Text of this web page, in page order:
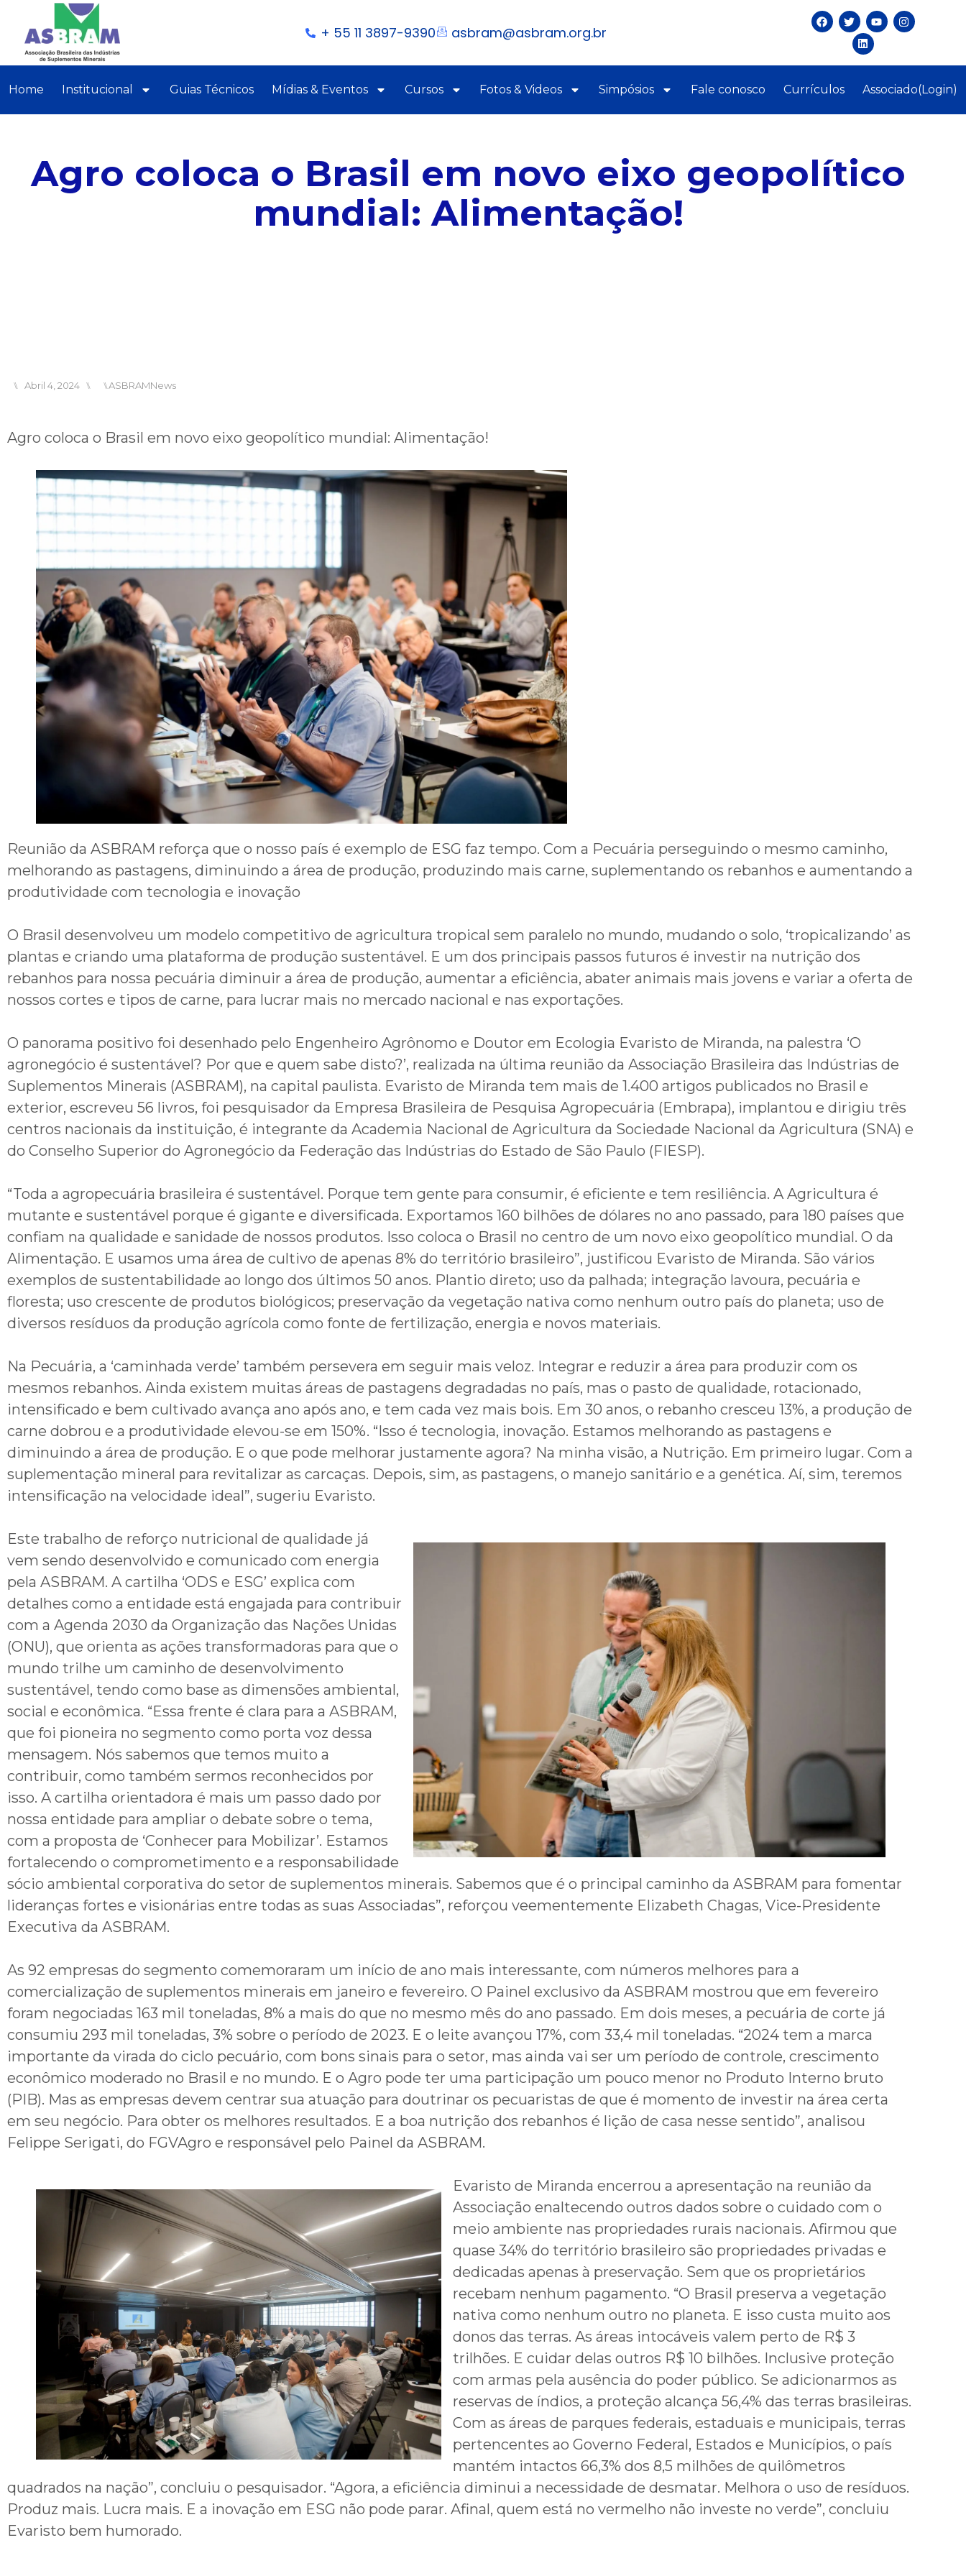
+ 55 11 3897-9390 asbram@asbram.org.br
Home Institucional Guias Técnicos Mídias & Eventos Cursos Fotos & Videos Simpósios Fale conosco Currículos Associado(Login)
Agro coloca o Brasil em novo eixo geopolítico
mundial: Alimentação!
⑊ Abril 4, 2024 ⑊ ⑊ASBRAMNews
Agro coloca o Brasil em novo eixo geopolítico mundial: Alimentação!
Reunião da ASBRAM reforça que o nosso país é exemplo de ESG faz tempo. Com a Pecuária perseguindo o mesmo caminho,
melhorando as pastagens, diminuindo a área de produção, produzindo mais carne, suplementando os rebanhos e aumentando a
produtividade com tecnologia e inovação
O Brasil desenvolveu um modelo competitivo de agricultura tropical sem paralelo no mundo, mudando o solo, ‘tropicalizando’ as
plantas e criando uma plataforma de produção sustentável. E um dos principais passos futuros é investir na nutrição dos
rebanhos para nossa pecuária diminuir a área de produção, aumentar a eficiência, abater animais mais jovens e variar a oferta de
nossos cortes e tipos de carne, para lucrar mais no mercado nacional e nas exportações.
O panorama positivo foi desenhado pelo Engenheiro Agrônomo e Doutor em Ecologia Evaristo de Miranda, na palestra ‘O
agronegócio é sustentável? Por que e quem sabe disto?’, realizada na última reunião da Associação Brasileira das Indústrias de
Suplementos Minerais (ASBRAM), na capital paulista. Evaristo de Miranda tem mais de 1.400 artigos publicados no Brasil e
exterior, escreveu 56 livros, foi pesquisador da Empresa Brasileira de Pesquisa Agropecuária (Embrapa), implantou e dirigiu três
centros nacionais da instituição, é integrante da Academia Nacional de Agricultura da Sociedade Nacional da Agricultura (SNA) e
do Conselho Superior do Agronegócio da Federação das Indústrias do Estado de São Paulo (FIESP).
“Toda a agropecuária brasileira é sustentável. Porque tem gente para consumir, é eficiente e tem resiliência. A Agricultura é
mutante e sustentável porque é gigante e diversificada. Exportamos 160 bilhões de dólares no ano passado, para 180 países que
confiam na qualidade e sanidade de nossos produtos. Isso coloca o Brasil no centro de um novo eixo geopolítico mundial. O da
Alimentação. E usamos uma área de cultivo de apenas 8% do território brasileiro”, justificou Evaristo de Miranda. São vários
exemplos de sustentabilidade ao longo dos últimos 50 anos. Plantio direto; uso da palhada; integração lavoura, pecuária e
floresta; uso crescente de produtos biológicos; preservação da vegetação nativa como nenhum outro país do planeta; uso de
diversos resíduos da produção agrícola como fonte de fertilização, energia e novos materiais.
Na Pecuária, a ‘caminhada verde’ também persevera em seguir mais veloz. Integrar e reduzir a área para produzir com os
mesmos rebanhos. Ainda existem muitas áreas de pastagens degradadas no país, mas o pasto de qualidade, rotacionado,
intensificado e bem cultivado avança ano após ano, e tem cada vez mais bois. Em 30 anos, o rebanho cresceu 13%, a produção de
carne dobrou e a produtividade elevou-se em 150%. “Isso é tecnologia, inovação. Estamos melhorando as pastagens e
diminuindo a área de produção. E o que pode melhorar justamente agora? Na minha visão, a Nutrição. Em primeiro lugar. Com a
suplementação mineral para revitalizar as carcaças. Depois, sim, as pastagens, o manejo sanitário e a genética. Aí, sim, teremos
intensificação na velocidade ideal”, sugeriu Evaristo.
Este trabalho de reforço nutricional de qualidade já
vem sendo desenvolvido e comunicado com energia
pela ASBRAM. A cartilha ‘ODS e ESG’ explica com
detalhes como a entidade está engajada para contribuir
com a Agenda 2030 da Organização das Nações Unidas
(ONU), que orienta as ações transformadoras para que o
mundo trilhe um caminho de desenvolvimento
sustentável, tendo como base as dimensões ambiental,
social e econômica. “Essa frente é clara para a ASBRAM,
que foi pioneira no segmento como porta voz dessa
mensagem. Nós sabemos que temos muito a
contribuir, como também sermos reconhecidos por
isso. A cartilha orientadora é mais um passo dado por
nossa entidade para ampliar o debate sobre o tema,
com a proposta de ‘Conhecer para Mobilizar’. Estamos
fortalecendo o comprometimento e a responsabilidade
sócio ambiental corporativa do setor de suplementos minerais. Sabemos que é o principal caminho da ASBRAM para fomentar
lideranças fortes e visionárias entre todas as suas Associadas”, reforçou veementemente Elizabeth Chagas, Vice-Presidente
Executiva da ASBRAM.
As 92 empresas do segmento comemoraram um início de ano mais interessante, com números melhores para a
comercialização de suplementos minerais em janeiro e fevereiro. O Painel exclusivo da ASBRAM mostrou que em fevereiro
foram negociadas 163 mil toneladas, 8% a mais do que no mesmo mês do ano passado. Em dois meses, a pecuária de corte já
consumiu 293 mil toneladas, 3% sobre o período de 2023. E o leite avançou 17%, com 33,4 mil toneladas. “2024 tem a marca
importante da virada do ciclo pecuário, com bons sinais para o setor, mas ainda vai ser um período de controle, crescimento
econômico moderado no Brasil e no mundo. E o Agro pode ter uma participação um pouco menor no Produto Interno bruto
(PIB). Mas as empresas devem centrar sua atuação para doutrinar os pecuaristas de que é momento de investir na área certa
em seu negócio. Para obter os melhores resultados. E a boa nutrição dos rebanhos é lição de casa nesse sentido”, analisou
Felippe Serigati, do FGVAgro e responsável pelo Painel da ASBRAM.
Evaristo de Miranda encerrou a apresentação na reunião da
Associação enaltecendo outros dados sobre o cuidado com o
meio ambiente nas propriedades rurais nacionais. Afirmou que
quase 34% do território brasileiro são propriedades privadas e
dedicadas apenas à preservação. Sem que os proprietários
recebam nenhum pagamento. “O Brasil preserva a vegetação
nativa como nenhum outro no planeta. E isso custa muito aos
donos das terras. As áreas intocáveis valem perto de R$ 3
trilhões. E cuidar delas outros R$ 10 bilhões. Inclusive proteção
com armas pela ausência do poder público. Se adicionarmos as
reservas de índios, a proteção alcança 56,4% das terras brasileiras.
Com as áreas de parques federais, estaduais e municipais, terras
pertencentes ao Governo Federal, Estados e Municípios, o país
mantém intactos 66,3% dos 8,5 milhões de quilômetros
quadrados na nação”, concluiu o pesquisador. “Agora, a eficiência diminui a necessidade de desmatar. Melhora o uso de resíduos.
Produz mais. Lucra mais. E a inovação em ESG não pode parar. Afinal, quem está no vermelho não investe no verde”, concluiu
Evaristo bem humorado.